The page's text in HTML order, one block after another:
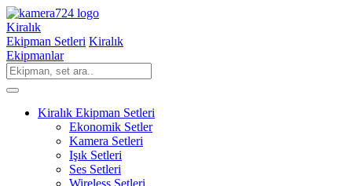
Kiralık
Ekipman Setleri Kiralık
Ekipmanlar
Kiralık Ekipman Setleri
Ekonomik Setler
Kamera Setleri
Işık Setleri
Ses Setleri
Wireless Setleri